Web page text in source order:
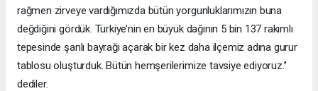
rağmen zirveye vardığımızda bütün yorgunluklarımızın buna
değdiğini gördük. Türkiye’nin en büyük dağının 5 bin 137 rakımlı
tepesinde şanlı bayrağı açarak bir kez daha ilçemiz adına gurur
tablosu oluşturduk. Bütün hemşerilerimize tavsiye ediyoruz.’’
dediler.